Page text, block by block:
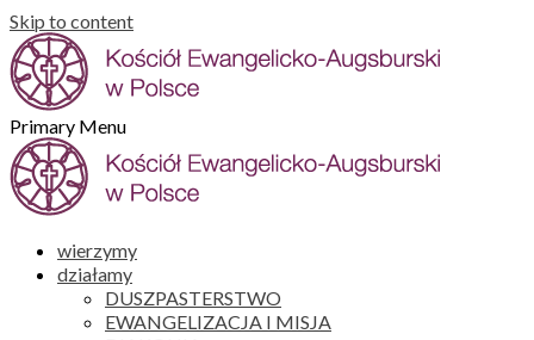
Skip to content
Primary Menu
wierzymy
działamy
DUSZPASTERSTWO
EWANGELIZACJA I MISJA